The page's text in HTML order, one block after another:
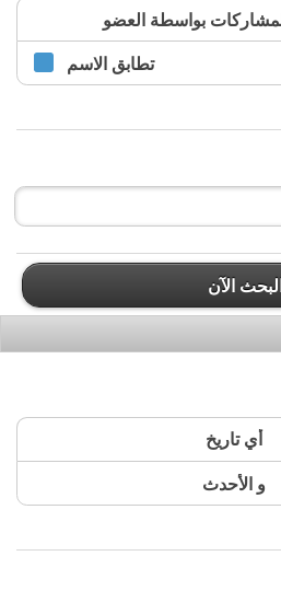
بواسطة العضو
تطابق الاسم
البحث الآن
أي تاريخ
و الأحدث